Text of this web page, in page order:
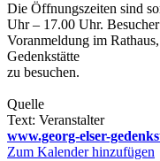
Die Öffnungszeiten sind
Uhr – 17.00 Uhr.
Voranmeldung im
Gedenkstätte
zu besuchen.
Quelle
Text: Veranstalter
www.georg-elser-
Zum Kalender hinzufügen